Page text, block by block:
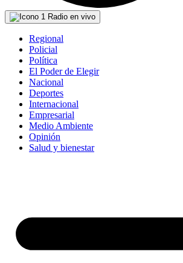
Radio en vivo
Regional
Policial
Política
El Poder de Elegir
Nacional
Deportes
Internacional
Empresarial
Medio Ambiente
Opinión
Salud y bienestar